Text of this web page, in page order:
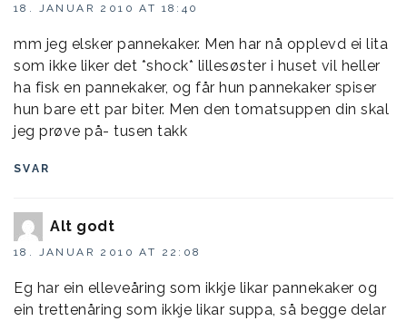
18. JANUAR 2010 AT 18:40
mm jeg elsker pannekaker. Men har nå opplevd ei lita
som ikke liker det *shock* lillesøster i huset vil heller
ha fisk en pannekaker, og får hun pannekaker spiser
hun bare ett par biter. Men den tomatsuppen din skal
jeg prøve på- tusen takk
SVAR
Alt godt
18. JANUAR 2010 AT 22:08
Eg har ein elleveåring som ikkje likar pannekaker og
ein trettenåring som ikkje likar suppa, så begge delar